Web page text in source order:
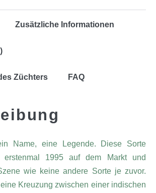
Zusätzliche Informationen
Züchters FAQ
Name, eine Legende. Diese Sorte
erstenmal 1995 auf dem Markt und
wie keine andere Sorte je zuvor.
Kreuzung zwischen einer indischen